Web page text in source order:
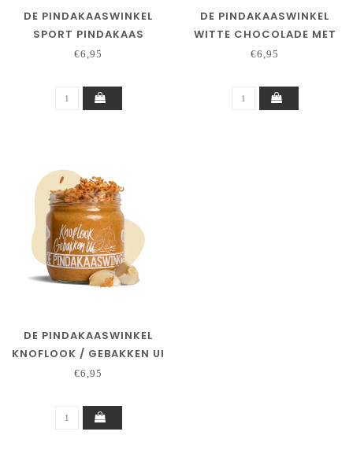
DE PINDAKAASWINKEL
SPORT PINDAKAAS
€6,95
DE PINDAKAASWINKEL
WITTE CHOCOLADE MET
PINDASTUKJES
€6,95
DE PINDAKAASWINKEL
KNOFLOOK / GEBAKKEN UI
€6,95